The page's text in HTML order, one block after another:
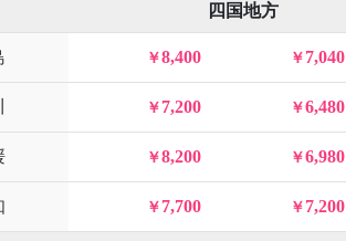
四国地方
8,400 7,040
7,200 6,480
8,200 6,980
7,700 7,200